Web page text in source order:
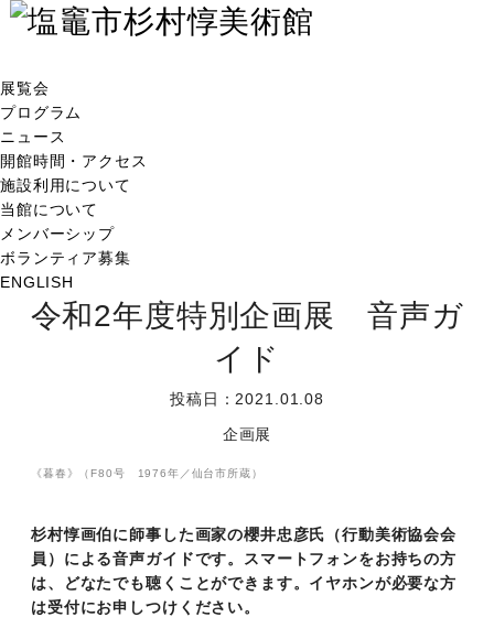
展覧会
プログラム
ニュース
開館時間・アクセス
施設利用について
当館について
メンバーシップ
ボランティア募集
ENGLISH
令和2年度特別企画展 音声ガ
イド
投稿日：2021.01.08
企画展
《暮春》（F80号 1976年／仙台市所蔵）
杉村惇画伯に師事した画家の櫻井忠彦氏（行動美術協会会
員）による音声ガイドです。スマートフォンをお持ちの方
は、どなたでも聴くことができます。イヤホンが必要な方
は受付にお申しつけください。